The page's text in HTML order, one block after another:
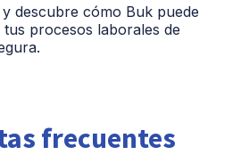
y descubre cómo Buk puede
procesos laborales de
frecuentes